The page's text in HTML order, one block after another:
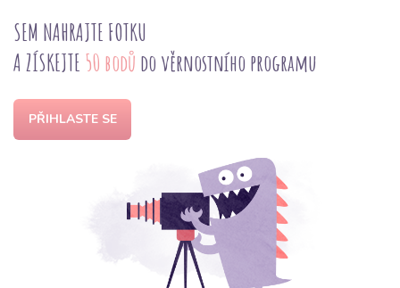
SEM NAHRAJTE FOTKU
A ZÍSKEJTE 50 bodů do věrnostního programu
PŘIHLASTE SE